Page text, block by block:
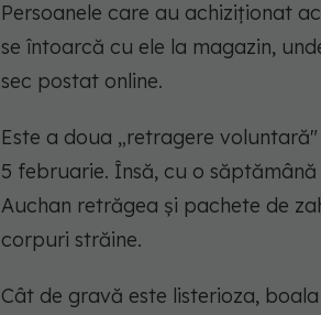
Persoanele care au achiziționat
se întoarcă cu ele la magazin,
sec postat online.
Este a doua „retragere
5 februarie. Însă, cu o
Auchan retrăgea și pachete de
corpuri străine.
Cât de gravă este listerioza,